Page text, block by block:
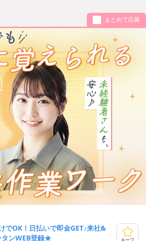
まとめて応募
でOK！日払いで即金GET♪来社&
ンWEB登録★
キープ